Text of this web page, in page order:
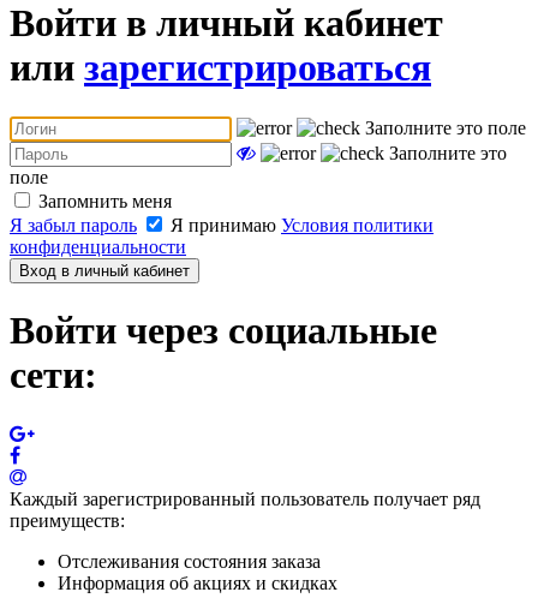
Войти в личный кабинет
или зарегистрироваться
Заполните это поле
Заполните это
поле
Запомнить меня
Я забыл пароль
Я принимаю Условия политики
конфиденциальности
Вход в личный кабинет
Войти через социальные
сети:
Каждый зарегистрированный пользователь получает ряд
преимуществ:
Отслеживания состояния заказа
Информация об акциях и скидках